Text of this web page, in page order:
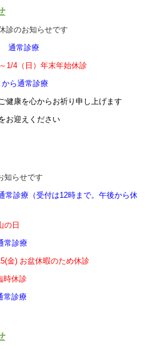
診のお知らせです
通常診療
1/4（日）年末年始休診
ら通常診療
健康を心からお祈り申し上げます
お迎えください
知らせです
診療（受付は12時まで。午後から休
の日
常診療
金) お盆休暇のため休診
時休診
常診療